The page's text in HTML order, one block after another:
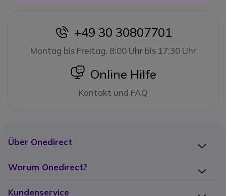
icon
+49 30 30807701
Montag bis Freitag, 8:00 Uhr bis 17:30 Uhr
icon
Online Hilfe
Kontakt und FAQ
Über Onedirect
Warum Onedirect?
Kundenservice